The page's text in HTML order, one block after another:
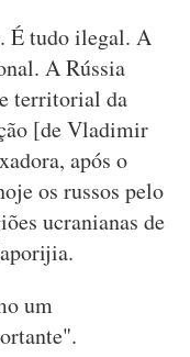
É tudo ilegal. A
A Rússia
territorial da
[de Vladimir
após o
os russos pelo
ucranianas de
um